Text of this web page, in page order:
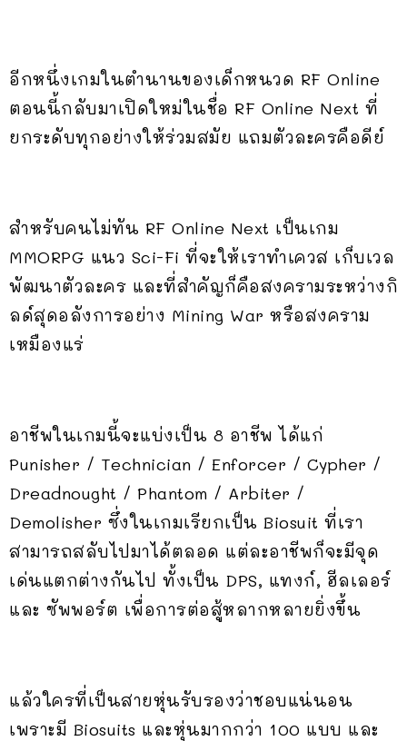
อีกหนึ่งเกมในตำนานของเด็กหนวด RF Online
ตอนนี้กลับมาเปิดใหม่ในชื่อ RF Online Next ที่
ยกระดับทุกอย่างให้ร่วมสมัย แถมตัวละครคือดีย์
สำหรับคนไม่ทัน RF Online Next เป็นเกม
MMORPG แนว Sci-Fi ที่จะให้เราทำเควส เก็บเวล
พัฒนาตัวละคร และที่สำคัญก็คือสงครามระหว่างกิ
ลด์สุดอลังการอย่าง Mining War หรือสงคราม
เหมืองแร่
อาชีพในเกมนี้จะแบ่งเป็น 8 อาชีพ ได้แก่
Punisher / Technician / Enforcer / Cypher /
Dreadnought / Phantom / Arbiter /
Demolisher ซึ่งในเกมเรียกเป็น Biosuit ที่เรา
สามารถสลับไปมาได้ตลอด แต่ละอาชีพก็จะมีจุด
เด่นแตกต่างกันไป ทั้งเป็น DPS, แทงก์, ฮีลเลอร์
และ ซัพพอร์ต เพื่อการต่อสู้หลากหลายยิ่งขึ้น
แล้วใครที่เป็นสายหุ่นรับรองว่าชอบแน่นอน
เพราะมี Biosuits และหุ่นมากกว่า 100 แบบ และ